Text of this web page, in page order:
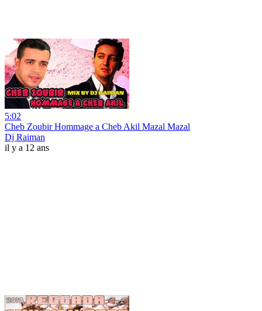
5:02
Cheb Zoubir Hommage a Cheb Akil Mazal Mazal
Dj Raiman
il y a 12 ans